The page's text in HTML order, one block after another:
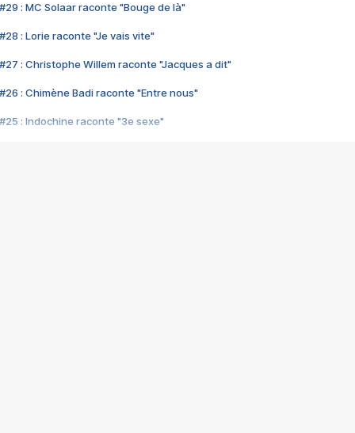
#29 : MC Solaar raconte "Bouge de là"
#28 : Lorie raconte "Je vais vite"
#27 : Christophe Willem raconte "Jacques a dit"
#26 : Chimène Badi raconte "Entre nous"
#25 : Indochine raconte "3e sexe"